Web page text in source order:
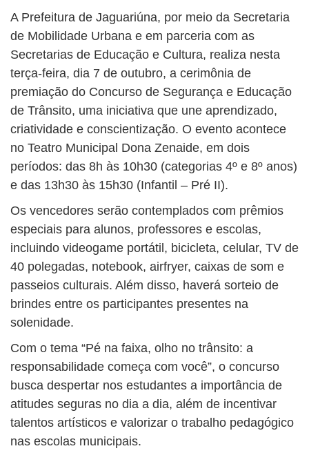
A Prefeitura de Jaguariúna, por meio da Secretaria
de Mobilidade Urbana e em parceria com as
Secretarias de Educação e Cultura, realiza nesta
terça-feira, dia 7 de outubro, a cerimônia de
premiação do Concurso de Segurança e Educação
de Trânsito, uma iniciativa que une aprendizado,
criatividade e conscientização. O evento acontece
no Teatro Municipal Dona Zenaide, em dois
períodos: das 8h às 10h30 (categorias 4º e 8º anos)
e das 13h30 às 15h30 (Infantil – Pré II).
Os vencedores serão contemplados com prêmios
especiais para alunos, professores e escolas,
incluindo videogame portátil, bicicleta, celular, TV de
40 polegadas, notebook, airfryer, caixas de som e
passeios culturais. Além disso, haverá sorteio de
brindes entre os participantes presentes na
solenidade.
Com o tema “Pé na faixa, olho no trânsito: a
responsabilidade começa com você”, o concurso
busca despertar nos estudantes a importância de
atitudes seguras no dia a dia, além de incentivar
talentos artísticos e valorizar o trabalho pedagógico
nas escolas municipais.